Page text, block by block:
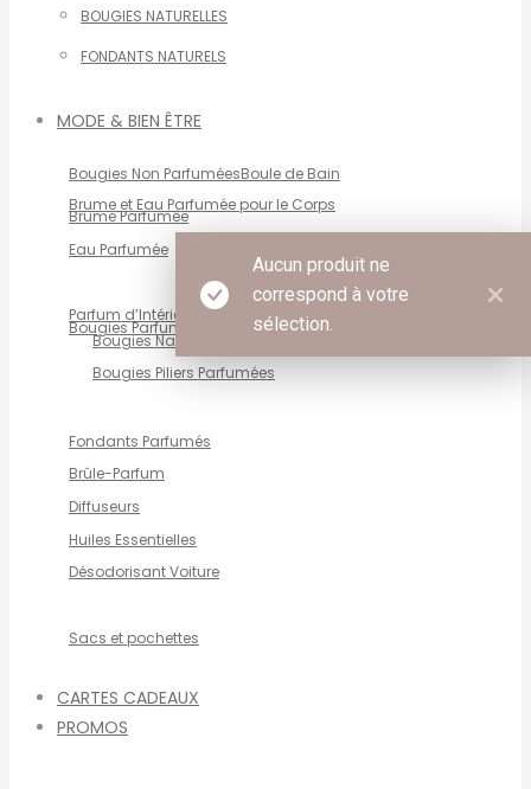
BOUGIES NATURELLES
FONDANTS NATURELS
MODE & BIEN ÊTRE
Bougies Non ParfuméesBoule de Bain
Brume et Eau Parfumée pour le Corps
Brume Parfumée
Eau Parfumée
Parfum d’Intérieur
Bougies Parfumées
Bougies Naturelles Parfumées
Bougies Piliers Parfumées
Fondants Parfumés
Brûle-Parfum
Diffuseurs
Huiles Essentielles
Désodorisant Voiture
Sacs et pochettes
CARTES CADEAUX
PROMOS
Aucun produit ne
correspond à votre
sélection.